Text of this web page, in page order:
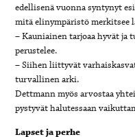
edellisenä vuonna syntynyt
mitä elinympäristö merkitsee
– Kauniainen tarjoaa hyvät
perustelee.
– Siihen liittyvät
turvallinen arki.
Dettmann myös arvostaa
pystyvät halutessaan
Lapset ja perhe